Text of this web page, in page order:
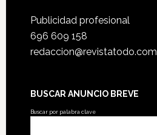
Publicidad profesional
696 609 158
redaccion@revistatodo.com
BUSCAR ANUNCIO BREVE
Buscar por palabra clave